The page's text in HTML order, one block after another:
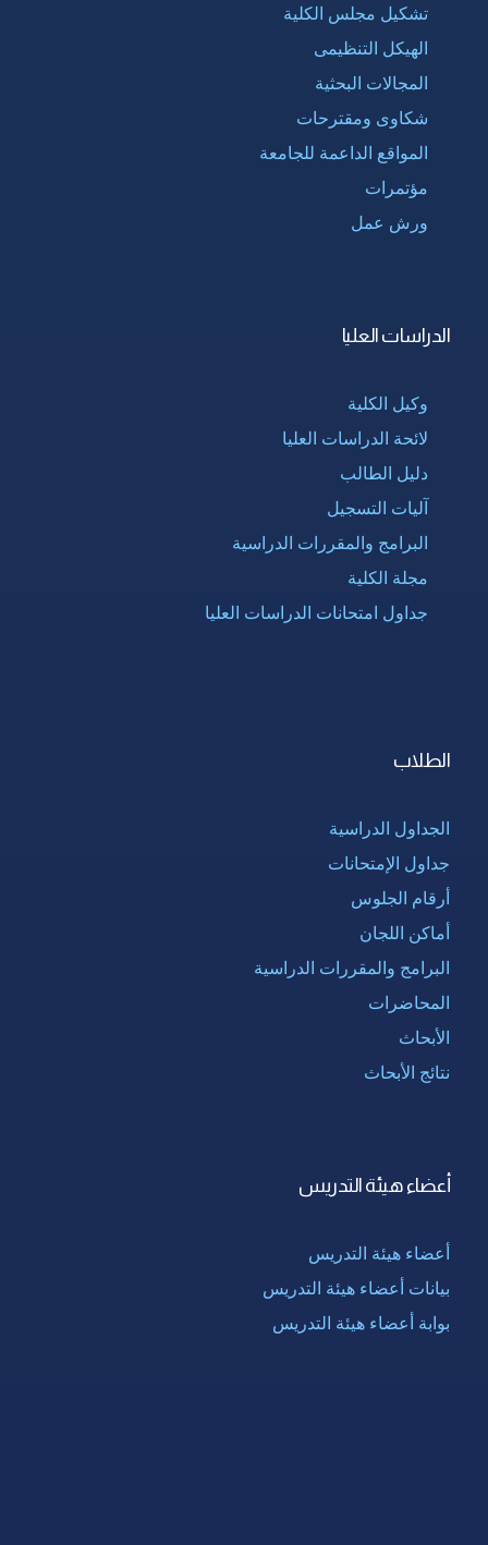
تشكيل مجلس الكلية
الهيكل التنظيمى
المجالات البحثية
شكاوى ومقترحات
المواقع الداعمة للجامعة
مؤتمرات
ورش عمل
الدراسات العليا
وكيل الكلية
لائحة الدراسات العليا
دليل الطالب
آليات التسجيل
البرامج والمقررات الدراسية
مجلة الكلية
جداول امتحانات الدراسات العليا
الطلاب
الجداول الدراسية
جداول الإمتحانات
أرقام الجلوس
أماكن اللجان
البرامج والمقررات الدراسية
المحاضرات
الأبحاث
نتائج الأبحاث
أعضاء هيئة التدريس
أعضاء هيئة التدريس
بيانات أعضاء هيئة التدريس
بوابة أعضاء هيئة التدريس